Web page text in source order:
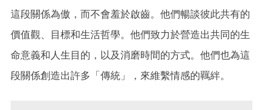
這段關係為傲，而不會羞於啟齒。他們暢談彼此共有的
價值觀、目標和生活哲學。他們致力於營造出共同的生
命意義和人生目的，以及消磨時間的方式。他們也為這
段關係創造出許多「傳統」，來維繫情感的羈絆。